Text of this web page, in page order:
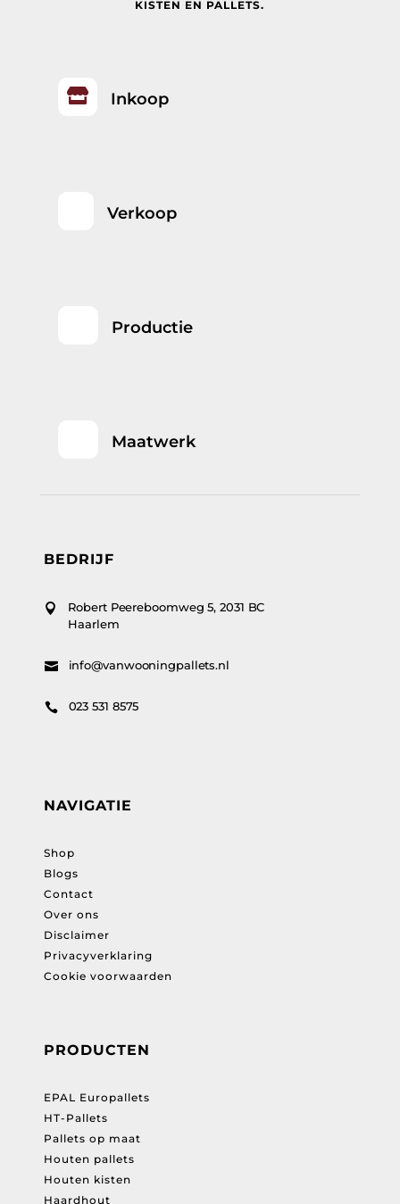
KISTEN EN PALLETS.
 Inkoop
Verkoop
Productie
Maatwerk
BEDRIJF

Robert Peereboomweg 5, 2031 BC
Haarlem
 info@vanwooningpallets.nl
 023 531 8575
NAVIGATIE
Shop
Blogs
Contact
Over ons
Disclaimer
Privacyverklaring
Cookie voorwaarden
PRODUCTEN
EPAL Europallets
HT-Pallets
Pallets op maat
Houten pallets
Houten kisten
Haardhout